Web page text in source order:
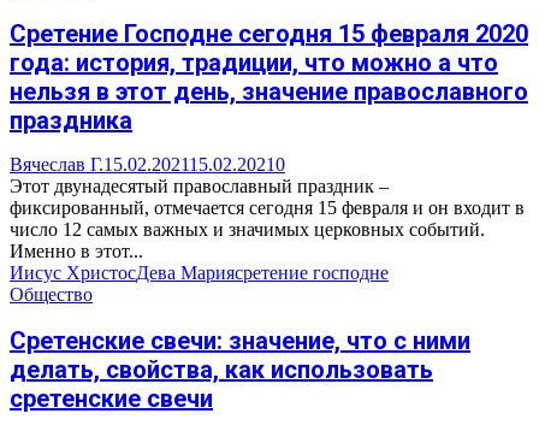
Сретение Господне сегодня 15 февраля 2020
года: история, традиции, что можно а что
нельзя в этот день, значение православного
праздника
Вячеслав Г.15.02.202115.02.20210
Этот двунадесятый православный праздник –
фиксированный, отмечается сегодня 15 февраля и он входит в
число 12 самых важных и значимых церковных событий.
Именно в этот...
Иисус ХристосДева Мариясретение господне
Общество
Сретенские свечи: значение, что с ними
делать, свойства, как использовать
сретенские свечи